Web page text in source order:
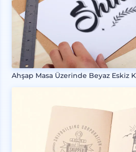
Ahşap Masa Üzerinde Beyaz Eskiz